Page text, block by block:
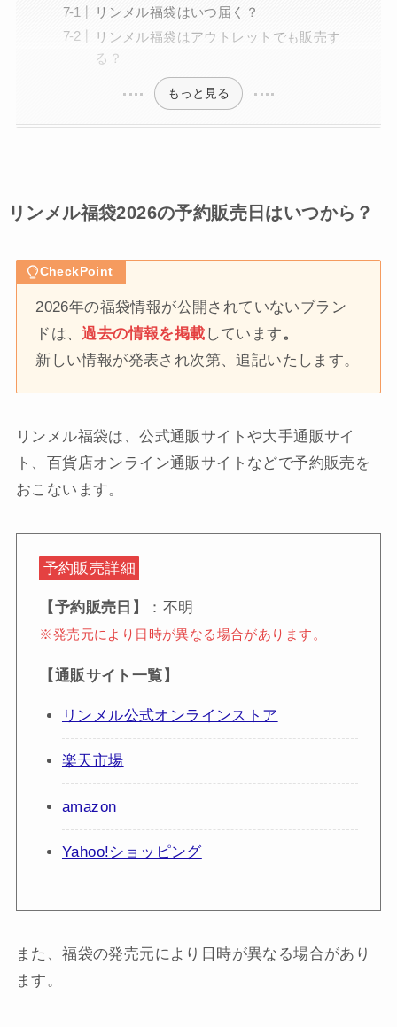
リンメル福袋はいつ届く？
リンメル福袋はアウトレットでも販売す
る？
もっと見る
リンメル福袋2026の予約販売日はいつから？
CheckPoint
2026年の福袋情報が公開されていないブラン
ドは、過去の情報を掲載 しています。
新しい情報が発表され次第、追記いたします。
リンメル福袋は、公式通販サイトや大手通販サイ
ト、百貨店オンライン通販サイトなどで予約販売を
おこないます。
予約販売詳細
【予約販売日】 ：不明
※発売元により日時が異なる場合があります。
【通販サイト一覧】
リンメル公式オンラインストア
楽天市場
amazon
Yahoo!ショッピング
また、福袋の発売元により日時が異なる場合があり
ます。